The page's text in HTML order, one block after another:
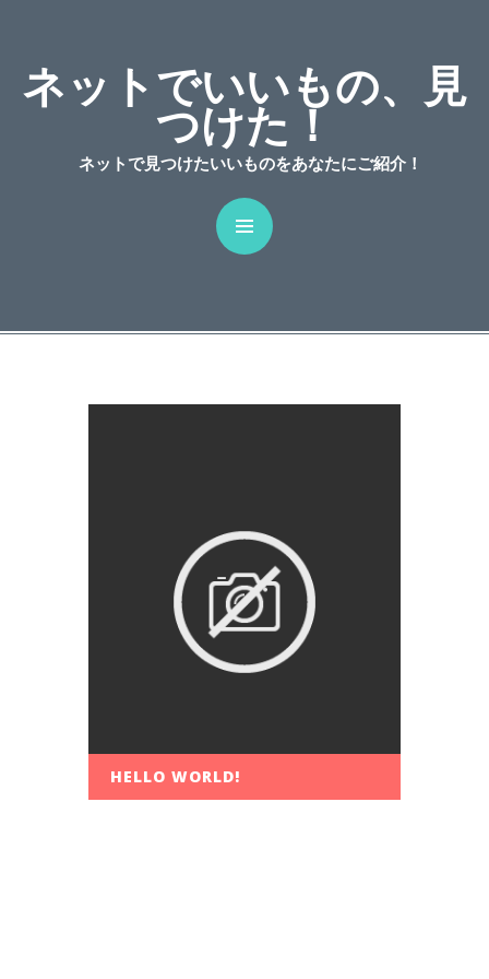
ネットでいいもの、見
つけた！
ネットで見つけたいいものをあなたにご紹介！
HELLO WORLD!